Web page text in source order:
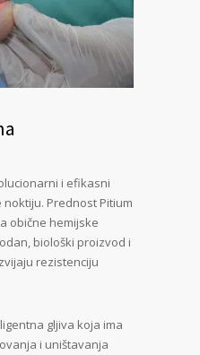
i efikasni
Prednost Pitium
obične hemijske
biološki proizvod i
rezistenciju
gljiva koja ima
i uništavanja